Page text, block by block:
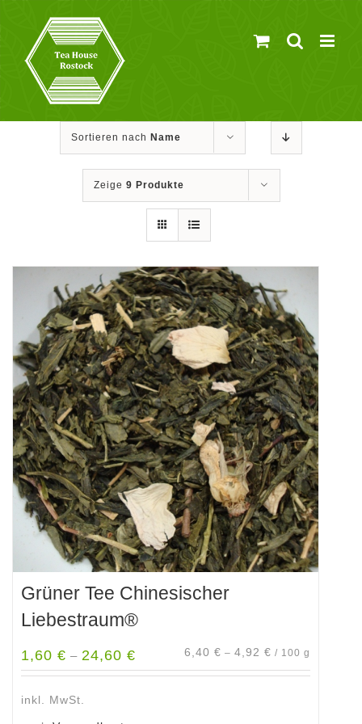
springen
Sortieren nach Name
Zeige 9 Produkte
Grüner Tee Chinesischer
Liebestraum®
1,60 € – 24,60 € 6,40 € – 4,92 € / 100 g
inkl. MwSt.